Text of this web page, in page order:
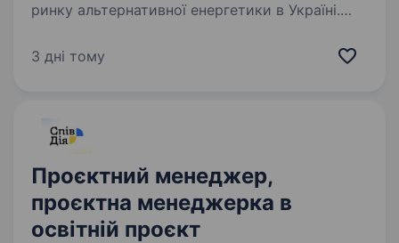
ринку альтернативної енергетики в Україні.
до співпраці Інженера проєктів для реалізації
3 дні тому
Проєктний менеджер,
проєктна менеджерка в
освітній проєкт